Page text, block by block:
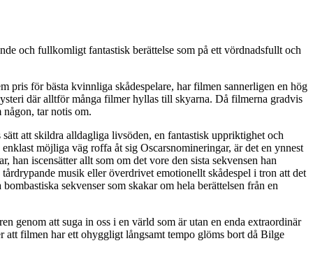
och fullkomligt fantastisk berättelse som på ett vördnadsfullt och
pris för bästa kvinnliga skådespelare, har filmen sannerligen en hög
där alltför många filmer hyllas till skyarna. Då filmerna gradvis
tar notis om.
att skildra alldagliga livsöden, en fantastisk uppriktighet och
möjliga väg roffa åt sig Oscarsnomineringar, är det en ynnest
iscensätter allt som om det vore den sista sekvensen han
musik eller överdrivet emotionellt skådespel i tron att det
sekvenser som skakar om hela berättelsen från en
genom att suga in oss i en värld som är utan en enda extraordinär
att filmen har ett ohyggligt långsamt tempo glöms bort då Bilge